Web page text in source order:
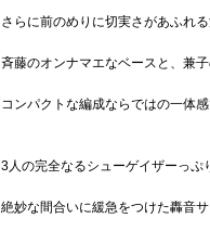
さらに前のめりに切実さがあふれる
斉藤のオンナマエなベースと、兼
コンパクトな編成ならではの一体
3人の完全なるシューゲイザーっぷ
絶妙な間合いに緩急をつけた轟音